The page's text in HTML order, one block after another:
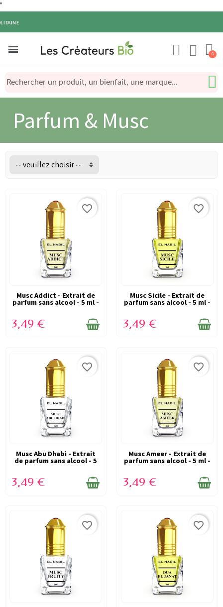
"
Parfum & Musc
-- veuillez choisir --
EN STOCK
favorite_border
Musc Addict - Extrait de
parfum sans alcool - 5 ml -
3,49 €
EN STOCK
favorite_border
Musc Sicile - Extrait de
parfum sans alcool - 5 ml -
3,49 €
EN STOCK
favorite_border
Musc Abu Dhabi - Extrait
de parfum sans alcool - 5
3,49 €
EN STOCK
favorite_border
Musc Ameer - Extrait de
parfum sans alcool - 5 ml -
3,49 €
favorite_border favorite_border